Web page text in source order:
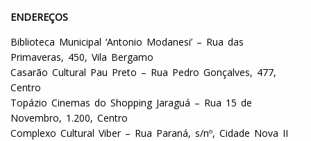
ENDEREÇOS
Biblioteca Municipal ‘Antonio Modanesi’ – Rua das
Primaveras, 450, Vila Bergamo
Casarão Cultural Pau Preto – Rua Pedro Gonçalves, 477,
Centro
Topázio Cinemas do Shopping Jaraguá – Rua 15 de
Novembro, 1.200, Centro
Complexo Cultural Viber – Rua Paraná, s/nº, Cidade Nova II